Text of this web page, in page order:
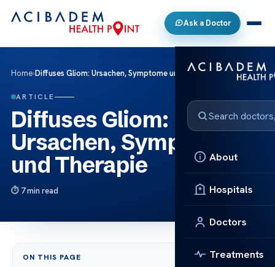
Ask a Doctor
About
Hospitals
Doctors
Treatments
Home›Diffuses Gliom: Ursachen, Symptome und Therapie
ARTICLE
Diffuses Gliom:
Ursachen, Symptome
und Therapie
7 min read
ON THIS PAGE